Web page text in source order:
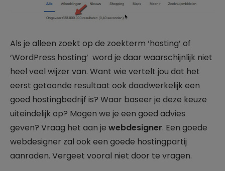
Als je alleen zoekt op de zoekterm ‘hosting’ of
‘WordPress hosting’ word je daar waarschijnlijk niet
heel veel wijzer van. Want wie vertelt jou dat het
eerst getoonde resultaat ook daadwerkelijk een
goed hostingbedrijf is? Waar baseer je deze keuze
uiteindelijk op? Mogen we je een goed advies
geven? Vraag het aan je webdesigner. Een goede
webdesigner zal ook een goede hostingpartij
aanraden. Vergeet vooral niet door te vragen.